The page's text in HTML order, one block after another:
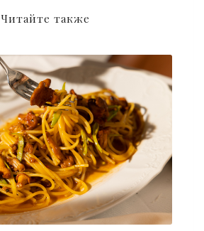
Читайте также